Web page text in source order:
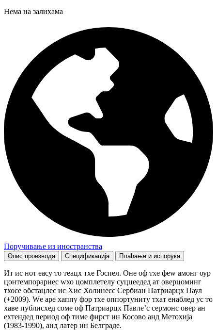
Нема на залихама
Поручивање из иностранства
Опис производа Спецификација Плаћање и испорука
Ит ис нот еасy то теацх тхе Госпел. Оне оф тхе феw амонг оур
цонтемпорариес wхо цомплетелy суццеедед ат оверцоминг
тхосе обстацлес ис Хис Холинесс Сербиан Патриарцх Паул
(+2009). Wе аре хаппy фор тхе оппортунитy тхат енаблед ус то
хаве публисхед соме оф Патриарцх Павле’с сермонс овер ан
еxтендед период оф тиме фирст ин Косово анд Метохија
(1983-1990), анд латер ин Белграде.